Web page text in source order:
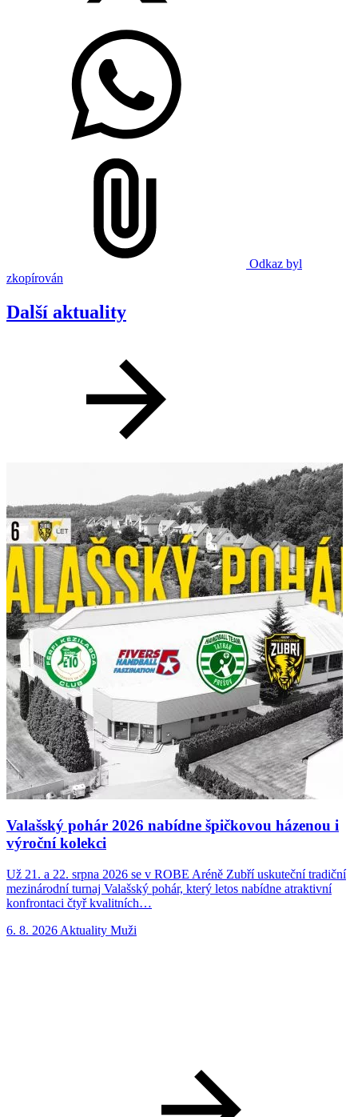
Odkaz byl
zkopírován
Další aktuality
Valašský pohár 2026 nabídne špičkovou házenou i
výroční kolekci
Už 21. a 22. srpna 2026 se v ROBE Aréně Zubří uskuteční tradiční
mezinárodní turnaj Valašský pohár, který letos nabídne atraktivní
konfrontaci čtyř kvalitních…
6. 8. 2026 Aktuality Muži